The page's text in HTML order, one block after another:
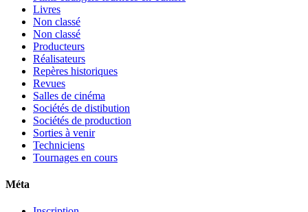
Livres
Non classé
Non classé
Producteurs
Réalisateurs
Repères historiques
Revues
Salles de cinéma
Sociétés de distibution
Sociétés de production
Sorties à venir
Techniciens
Tournages en cours
Méta